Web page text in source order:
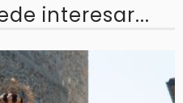
interesar...